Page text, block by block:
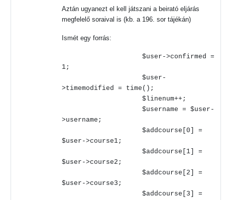
Aztán ugyanezt el kell játszani a beirató eljárás
megfelelő soraival is (kb. a 196. sor tájékán)
Ismét egy forrás:
$user->confirmed =
1;
$user-
>timemodified = time();
$linenum++;
$username = $user-
>username;
$addcourse[0] =
$user->course1;
$addcourse[1] =
$user->course2;
$addcourse[2] =
$user->course3;
$addcourse[3] =